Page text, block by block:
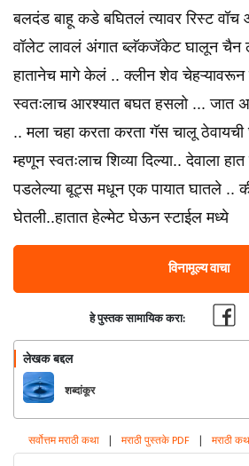
बलदंड बाहू कडे बघितलं त्यावर रिस्ट
वॉलेट लावलं अंगात ब्लॅकजॅकेट घालून चैन
हातानेच मागे केलं .. क्लीन शेव चेहऱ्यावरून
स्वतःलाच आरश्यात बघत हसलो ... जात
.. मला चहा करता करता गॅस चालू
म्हणून स्वतःलाच शिव्या दिल्या.. देवाला
पडलेल्या बूट्स मधून एक पायात घातले .. की
घेतली..हातात हेल्मेट घेऊन स्टाईल मध्ये
विनामूल्य वाचा
हे पुस्तक सामायिक करा:
लेखक बद्दल
शब्दांकूर
सर्वोत्तम मराठी कथा | मराठी पुस्तके PDF | मराठी